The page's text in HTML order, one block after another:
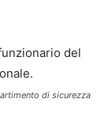
di sicurezza